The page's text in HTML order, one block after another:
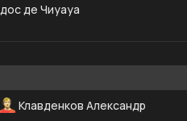
де Чиуауа
Клавденков Александр